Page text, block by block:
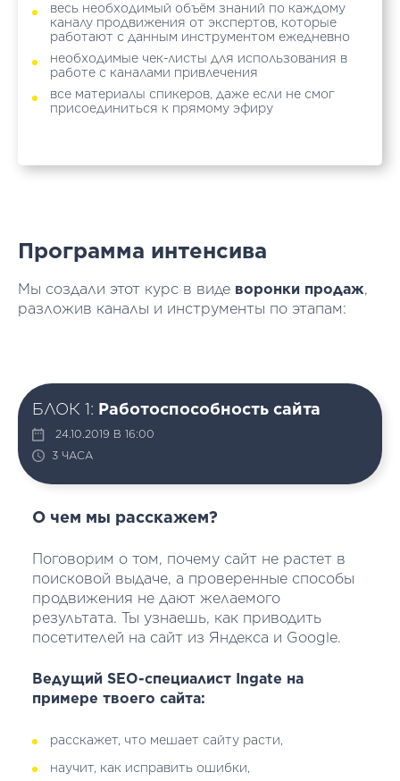
весь необходимый объём знаний по каждому
каналу продвижения от экспертов, которые
работают с данным инструментом ежедневно
необходимые чек-листы для использования в
работе с каналами привлечения
все материалы спикеров, даже если не смог
присоединиться к прямому эфиру
Программа интенсива
Мы создали этот курс в виде воронки продаж,
разложив каналы и инструменты по этапам:
БЛОК 1: Работоспособность сайта
24.10.2019 В 16:00
3 ЧАСА
О чем мы расскажем?
Поговорим о том, почему сайт не растет в
поисковой выдаче, а проверенные способы
продвижения не дают желаемого
результата. Ты узнаешь, как приводить
посетителей на сайт из Яндекса и Google.
Ведущий SEO-специалист Ingate на
примере твоего сайта:
расскажет, что мешает сайту расти,
научит, как исправить ошибки,